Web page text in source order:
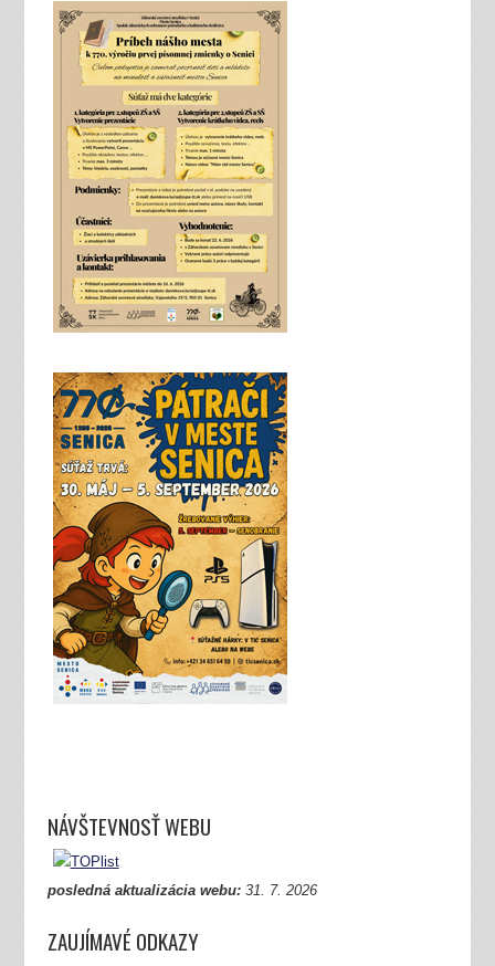
NÁVŠTEVNOSŤ WEBU
posledná aktualizácia webu:31. 7. 2026
ZAUJÍMAVÉ ODKAZY